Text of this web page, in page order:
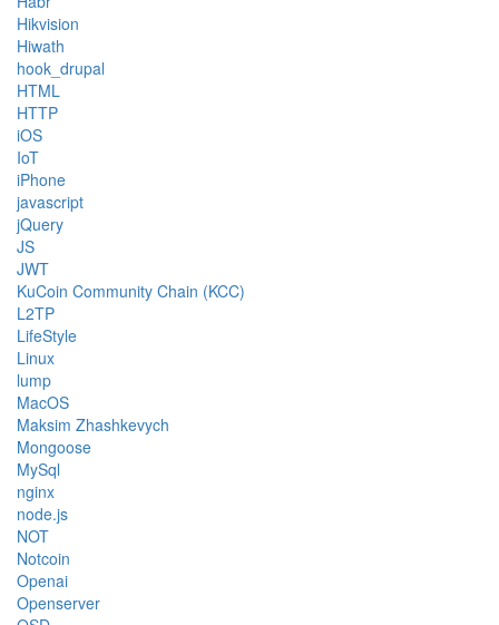
Hikvision
Hiwath
hook_drupal
HTML
HTTP
iOS
IoT
iPhone
javascript
jQuery
JS
JWT
KuCoin Community Chain (KCC)
L2TP
LifeStyle
Linux
lump
MacOS
Maksim Zhashkevych
Mongoose
MySql
nginx
node.js
NOT
Notcoin
Openai
Openserver